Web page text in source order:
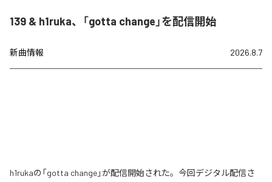
139 & h1ruka、「gotta change」を配信開始
新曲情報 2026.8.7
h1rukaの「gotta change」が配信開始された。今回デジタル配信さ